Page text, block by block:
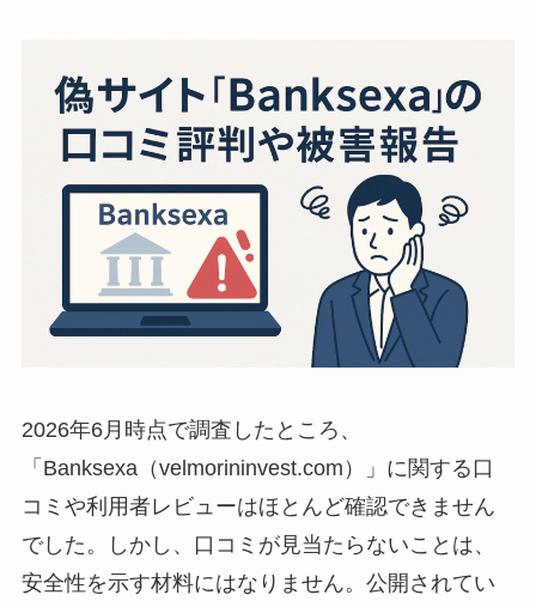
2026年6月時点で調査したところ、
「Banksexa（velmorininvest.com）」に関する口
コミや利用者レビューはほとんど確認できません
でした。しかし、口コミが見当たらないことは、
安全性を示す材料にはなりません。公開されてい